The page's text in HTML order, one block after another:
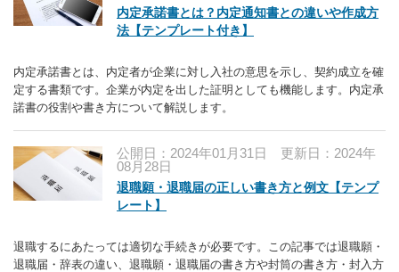
内定承諾書とは？内定通知書との違いや作成方
法【テンプレート付き】
内定承諾書とは、内定者が企業に対し入社の意思を示し、契約成立を確
定する書類です。企業が内定を出した証明としても機能します。内定承
諾書の役割や書き方について解説します。
公開日：2024年01月31日 更新日：2024年
08月28日
退職願・退職届の正しい書き方と例文【テンプ
レート】
退職するにあたっては適切な手続きが必要です。この記事では退職願・
退職届・辞表の違い、退職願・退職届の書き方や封筒の書き方・封入方